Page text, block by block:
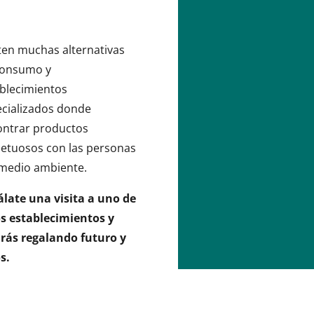
muchas alternativas
y
donde
productos
con las personas
ambiente.
una visita a uno de
establecimientos y
regalando futuro y